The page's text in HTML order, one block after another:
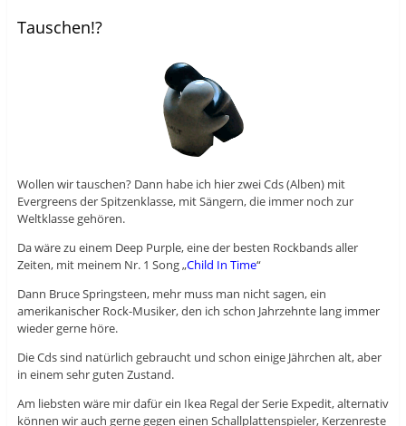
Tauschen!?
Wollen wir tauschen? Dann habe ich hier zwei Cds (Alben) mit
Evergreens der Spitzenklasse, mit Sängern, die immer noch zur
Weltklasse gehören.
Da wäre zu einem Deep Purple, eine der besten Rockbands aller
Zeiten, mit meinem Nr. 1 Song „Child In Time“
Dann Bruce Springsteen, mehr muss man nicht sagen, ein
amerikanischer Rock-Musiker, den ich schon Jahrzehnte lang immer
wieder gerne höre.
Die Cds sind natürlich gebraucht und schon einige Jährchen alt, aber
in einem sehr guten Zustand.
Am liebsten wäre mir dafür ein Ikea Regal der Serie Expedit, alternativ
können wir auch gerne gegen einen Schallplattenspieler, Kerzenreste